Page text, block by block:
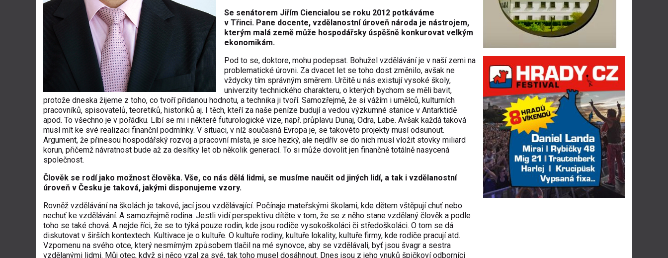
Se senátorem Jiřím Ciencialou se roku 2012 potkáváme
v Třinci. Pane docente, vzdělanostní úroveň národa je nástrojem,
kterým malá země může hospodářsky úspěšně konkurovat velkým
ekonomikám.
Pod to se, doktore, mohu podepsat. Bohužel vzdělávání je v naší zemi na
problematické úrovni. Za dvacet let se toho dost změnilo, avšak ne
vždycky tím správným směrem. Určitě u nás existují vysoké školy,
univerzity technického charakteru, o kterých bychom se měli bavit,
protože dneska žijeme z toho, co tvoří přidanou hodnotu, a technika ji tvoří. Samozřejmě, že si vážím i umělců, kulturních
pracovníků, spisovatelů, teoretiků, historiků aj. I těch, kteří za naše peníze budují a vedou výzkumné stanice v Antarktidě
apod. To všechno je v pořádku. Líbí se mi i některé futurologické vize, např. průplavu Dunaj, Odra, Labe. Avšak každá taková
musí mít ke své realizaci finanční podmínky. V situaci, v níž současná Evropa je, se takovéto projekty musí odsunout.
Argument, že přinesou hospodářský rozvoj a pracovní místa, je sice hezký, ale nejdřív se do nich musí vložit stovky miliard
korun, přičemž návratnost bude až za desítky let ob několik generací. To si může dovolit jen finančně totálně nasycená
společnost.
Člověk se rodí jako možnost člověka. Vše, co nás dělá lidmi, se musíme naučit od jiných lidí, a tak i vzdělanostní
úroveň v Česku je taková, jakými disponujeme vzory.
Rovněž vzdělávání na školách je takové, jací jsou vzdělávající. Počínaje mateřskými školami, kde dětem vštěpují chuť nebo
nechuť ke vzdělávání. A samozřejmě rodina. Jestli vidí perspektivu dítěte v tom, že se z něho stane vzdělaný člověk a podle
toho se také chová. A nejde říci, že se to týká pouze rodin, kde jsou rodiče vysokoškoláci či středoškoláci. O tom se dá
diskutovat v širších kontextech. Kultivace je o kultuře. O kultuře rodiny, kultuře lokality, kultuře firmy, kde rodiče pracují atd.
Vzpomenu na svého otce, který nesmírným způsobem tlačil na mé synovce, aby se vzdělávali, byť jsou švagr a sestra
vzdělanými lidmi. Můj otec, když si něco vzal za své, tak toho musel dosáhnout. Dnes jsou z jeho vnuků špičkoví odborníci